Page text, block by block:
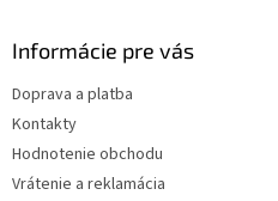
Informácie pre vás
Doprava a platba
Kontakty
Hodnotenie obchodu
Vrátenie a reklamácia